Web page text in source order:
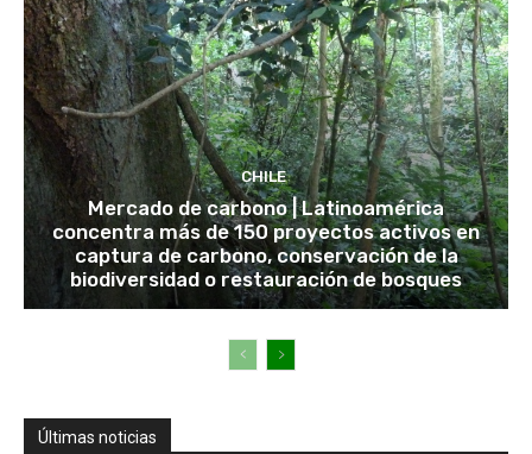
CHILE
Mercado de carbono | Latinoamérica
concentra más de 150 proyectos activos en
captura de carbono, conservación de la
biodiversidad o restauración de bosques
Últimas noticias